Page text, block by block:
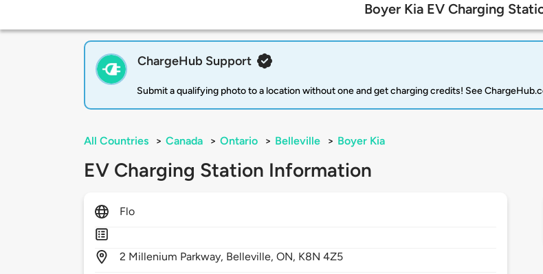
Boyer Kia EV Charging
ChargeHub Support
Submit a qualifying photo to a location without one and get charging credits! See
All Countries > Canada > Ontario > Belleville > Boyer Kia
EV Charging Station Information
Flo
2 Millenium Parkway, Belleville,ON, K8N 4Z5